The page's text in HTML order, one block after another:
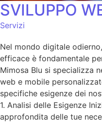
SVILUPPO
Servizi
Nel mondo digitale
efficace è fondamentale
Mimosa Blu si specializza
web e mobile
specifiche esigenze dei
1. Analisi delle Esigenze
approfondita delle tue